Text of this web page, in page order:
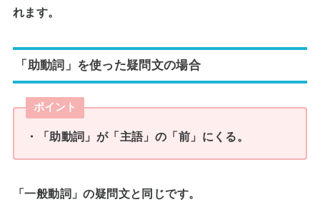
れます。
「助動詞」を使った疑問文の場合
ポイント
・「助動詞」が「主語」の「前」にくる。
「一般動詞」の疑問文と同じです。